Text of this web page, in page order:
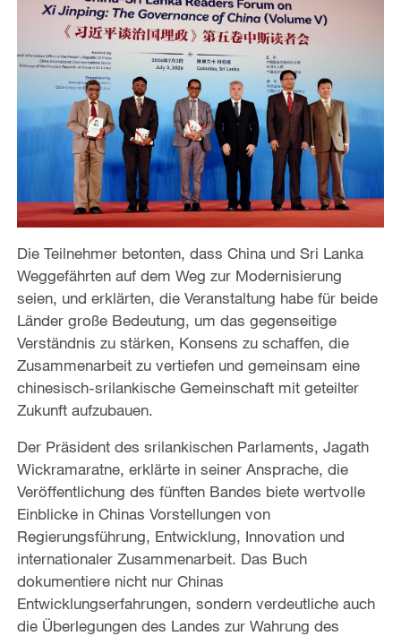
Die Teilnehmer betonten, dass China und Sri Lanka
Weggefährten auf dem Weg zur Modernisierung
seien, und erklärten, die Veranstaltung habe für beide
Länder große Bedeutung, um das gegenseitige
Verständnis zu stärken, Konsens zu schaffen, die
Zusammenarbeit zu vertiefen und gemeinsam eine
chinesisch-srilankische Gemeinschaft mit geteilter
Zukunft aufzubauen.
Der Präsident des srilankischen Parlaments, Jagath
Wickramaratne, erklärte in seiner Ansprache, die
Veröffentlichung des fünften Bandes biete wertvolle
Einblicke in Chinas Vorstellungen von
Regierungsführung, Entwicklung, Innovation und
internationaler Zusammenarbeit. Das Buch
dokumentiere nicht nur Chinas
Entwicklungserfahrungen, sondern verdeutliche auch
die Überlegungen des Landes zur Wahrung des